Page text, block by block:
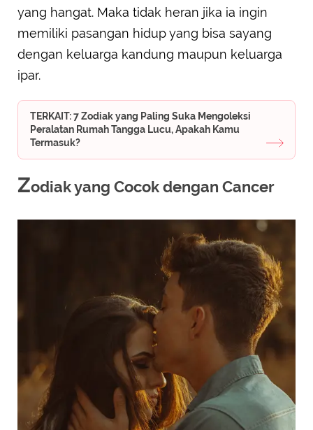
yang hangat. Maka tidak heran jika ia ingin
memiliki pasangan hidup yang bisa sayang
dengan keluarga kandung maupun keluarga
ipar.
TERKAIT: 7 Zodiak yang Paling Suka Mengoleksi
Peralatan Rumah Tangga Lucu, Apakah Kamu
Termasuk?
Zodiak yang Cocok dengan Cancer